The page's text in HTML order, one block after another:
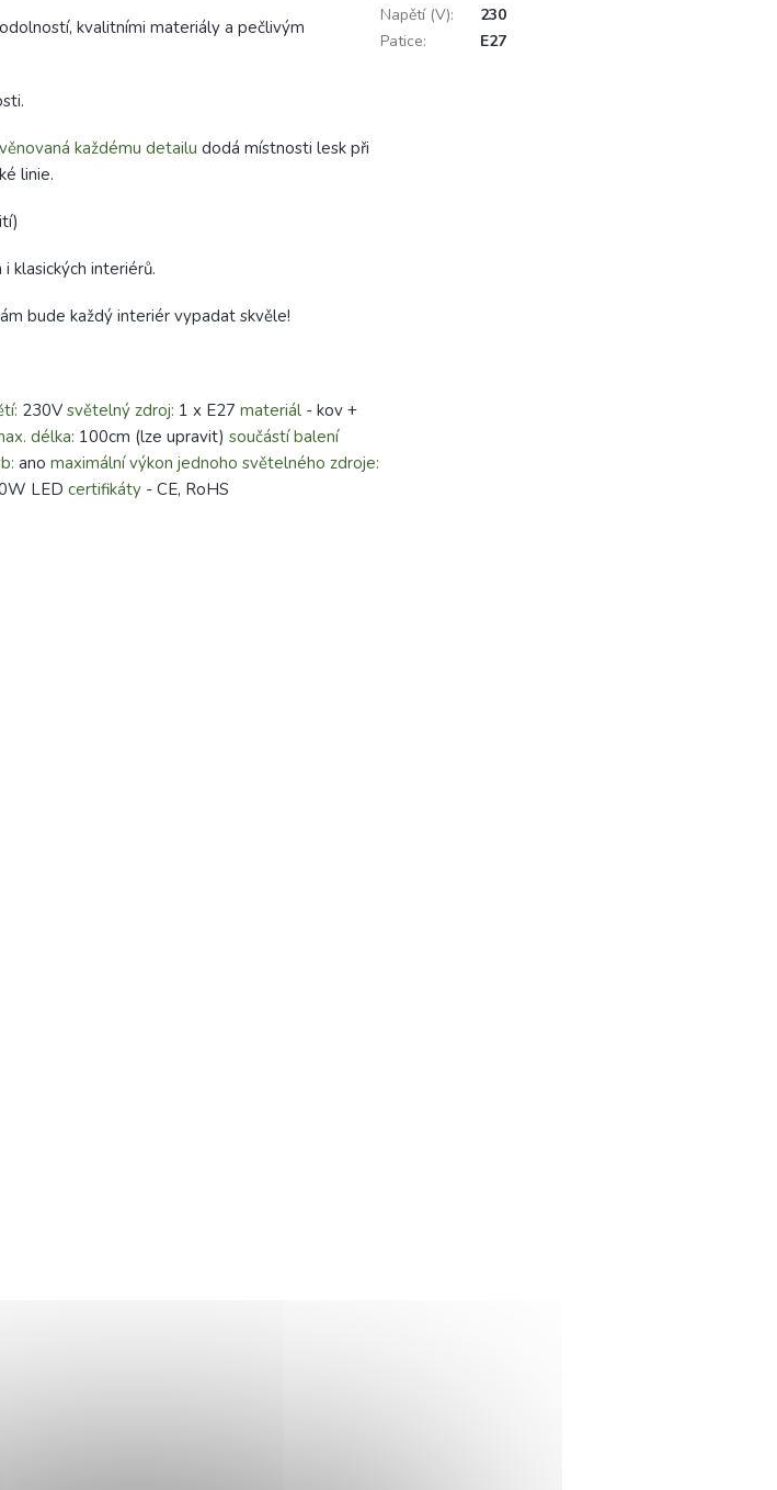
kvalitními materiály a pečlivým
každému detailu dodá místnosti lesk při
linie.
klasických interiérů.
bude každý interiér vypadat skvěle!
230V světelný zdroj: 1 x E27 materiál - kov +
délka: 100cm (lze upravit) součástí balení
ano maximální výkon jednoho světelného zdroje:
LED certifikáty - CE, RoHS
Napětí (V):
230
Patice: E27